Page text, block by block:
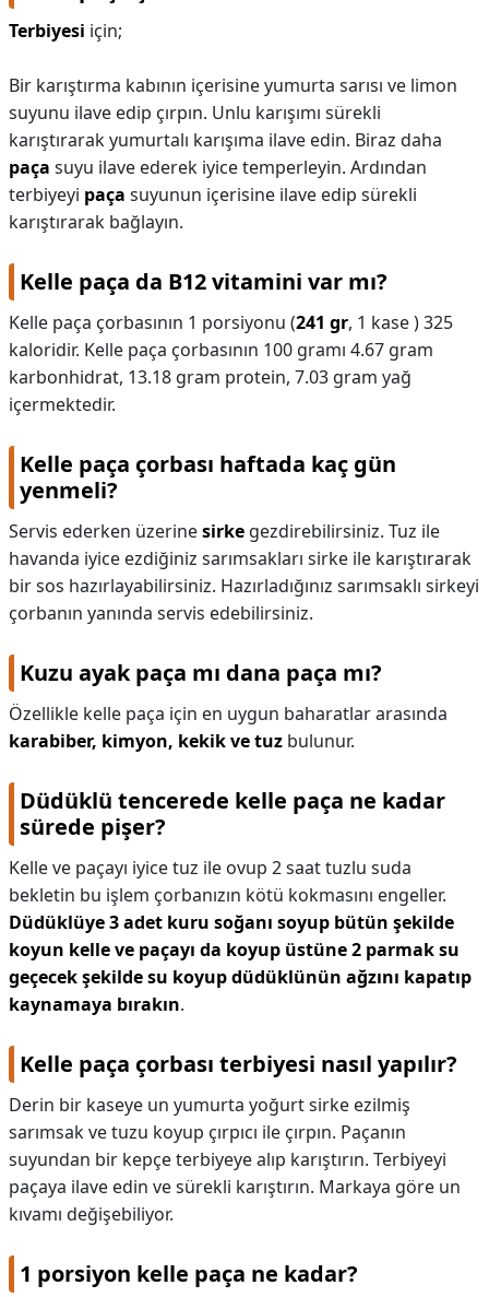
Terbiyesi için;
Bir karıştırma kabının içerisine yumurta sarısı ve limon
suyunu ilave edip çırpın. Unlu karışımı sürekli
karıştırarak yumurtalı karışıma ilave edin. Biraz daha
paça suyu ilave ederek iyice temperleyin. Ardından
terbiyeyi paça suyunun içerisine ilave edip sürekli
karıştırarak bağlayın.
Kelle paça da B12 vitamini var mı?
Kelle paça çorbasının 1 porsiyonu (241 gr, 1 kase ) 325
kaloridir. Kelle paça çorbasının 100 gramı 4.67 gram
karbonhidrat, 13.18 gram protein, 7.03 gram yağ
içermektedir.
Kelle paça çorbası haftada kaç gün
yenmeli?
Servis ederken üzerinesirke gezdirebilirsiniz. Tuz ile
havanda iyice ezdiğiniz sarımsakları sirke ile karıştırarak
bir sos hazırlayabilirsiniz. Hazırladığınız sarımsaklı sirkeyi
çorbanın yanında servis edebilirsiniz.
Kuzu ayak paça mı dana paça mı?
Özellikle kelle paça için en uygun baharatlar arasında
karabiber, kimyon, kekik ve tuz bulunur.
Düdüklü tencerede kelle paça ne kadar
sürede pişer?
Kelle ve paçayı iyice tuz ile ovup 2 saat tuzlu suda
bekletin bu işlem çorbanızın kötü kokmasını engeller.
Düdüklüye 3 adet kuru soğanı soyup bütün şekilde
koyun kelle ve paçayı da koyup üstüne 2 parmak su
geçecek şekilde su koyup düdüklünün ağzını kapatıp
kaynamaya bırakın.
Kelle paça çorbası terbiyesi nasıl yapılır?
Derin bir kaseye un yumurta yoğurt sirke ezilmiş
sarımsak ve tuzu koyup çırpıcı ile çırpın. Paçanın
suyundan bir kepçe terbiyeye alıp karıştırın. Terbiyeyi
paçaya ilave edin ve sürekli karıştırın. Markaya göre un
kıvamı değişebiliyor.
1 porsiyon kelle paça ne kadar?